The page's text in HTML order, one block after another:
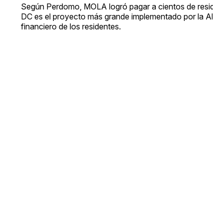
Según Perdomo, MOLA logró pagar a cientos de
DC es el proyecto más grande implementado por la
financiero de los residentes.